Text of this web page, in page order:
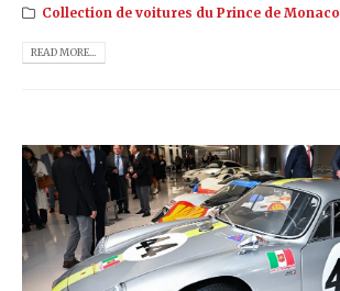
Collection de voitures du Prince de Monaco
READ MORE...